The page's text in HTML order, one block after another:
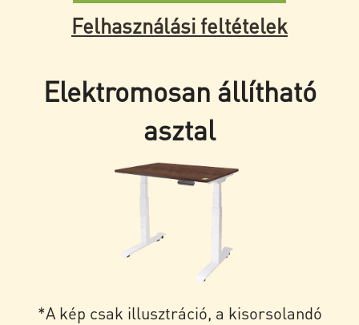
Felhasználási feltételek
Elektromosan állítható
asztal
*A kép csak illusztráció, a kisorsolandó